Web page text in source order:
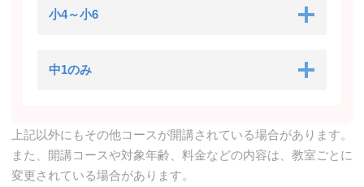
小4～小6
中1のみ
上記以外にもその他コースが開講されている場合があります。
また、開講コースや対象年齢、料金などの内容は、教室ごとに
変更されている場合があります。